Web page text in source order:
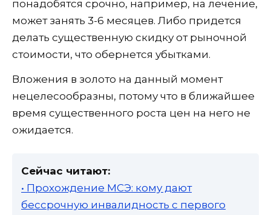
понадобятся срочно, например, на лечение,
может занять 3-6 месяцев. Либо придется
делать существенную скидку от рыночной
стоимости, что обернется убытками.
Вложения в золото на данный момент
нецелесообразны, потому что в ближайшее
время существенного роста цен на него не
ожидается.
Сейчас читают:
• Прохождение МСЭ: кому дают
бессрочную инвалидность с первого